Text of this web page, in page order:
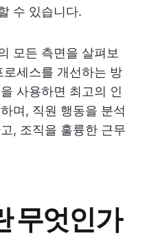
수 있습니다.
모든 측면을 살펴보
세스를 개선하는 방
사용하면 최고의 인
며, 직원 행동을 분석
, 조직을 훌륭한 근무
무엇인가